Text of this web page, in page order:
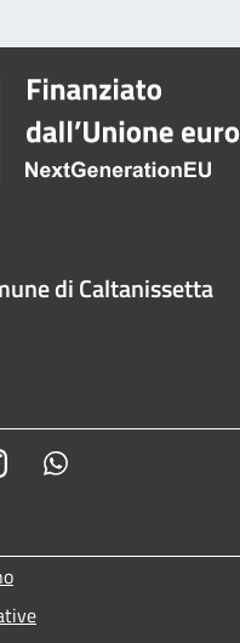
di Caltanissetta
Instagram